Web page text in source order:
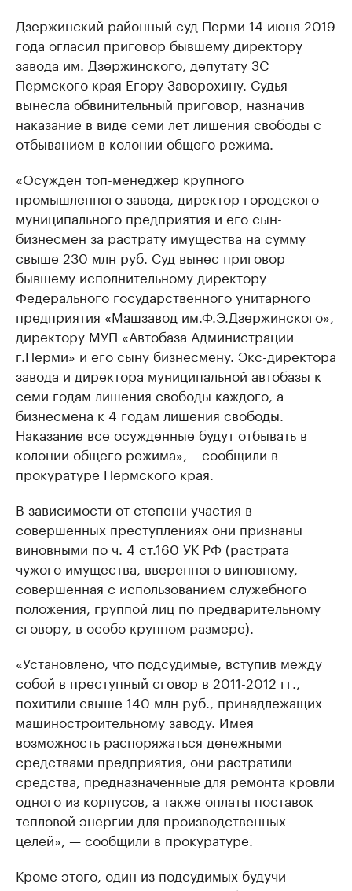
Дзержинский районный суд Перми 14 июня 2019
года огласил приговор бывшему директору
завода им. Дзержинского, депутату ЗС
Пермского края Егору Заворохину. Судья
вынесла обвинительный приговор, назначив
наказание в виде семи лет лишения свободы с
отбыванием в колонии общего режима.
«Осужден топ-менеджер крупного
промышленного завода, директор городского
муниципального предприятия и его сын-
бизнесмен за растрату имущества на сумму
свыше 230 млн руб. Суд вынес приговор
бывшему исполнительному директору
Федерального государственного унитарного
предприятия «Машзавод им.Ф.Э.Дзержинского»,
директору МУП «Автобаза Администрации
г.Перми» и его сыну бизнесмену. Экс-директора
завода и директора муниципальной автобазы к
семи годам лишения свободы каждого, а
бизнесмена к 4 годам лишения свободы.
Наказание все осужденные будут отбывать в
колонии общего режима», – сообщили в
прокуратуре Пермского края.
В зависимости от степени участия в
совершенных преступлениях они признаны
виновными по ч. 4 ст.160 УК РФ (растрата
чужого имущества, вверенного виновному,
совершенная с использованием служебного
положения, группой лиц по предварительному
сговору, в особо крупном размере).
«Установлено, что подсудимые, вступив между
собой в преступный сговор в 2011-2012 гг.,
похитили свыше 140 млн руб., принадлежащих
машиностроительному заводу. Имея
возможность распоряжаться денежными
средствами предприятия, они растратили
средства, предназначенные для ремонта кровли
одного из корпусов, а также оплаты поставок
тепловой энергии для производственных
целей», — сообщили в прокуратуре.
Кроме этого, один из подсудимых будучи